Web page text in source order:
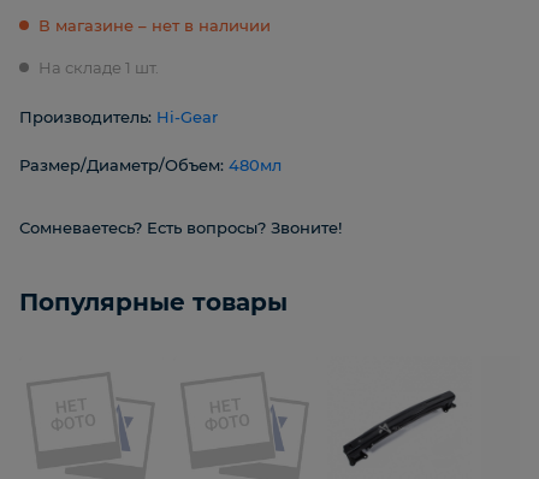
В магазине – нет в наличии
На складе 1 шт.
Производитель: Hi-Gear
Размер/Диаметр/Объем: 480мл
Сомневаетесь? Есть вопросы? Звоните!
Популярные товары